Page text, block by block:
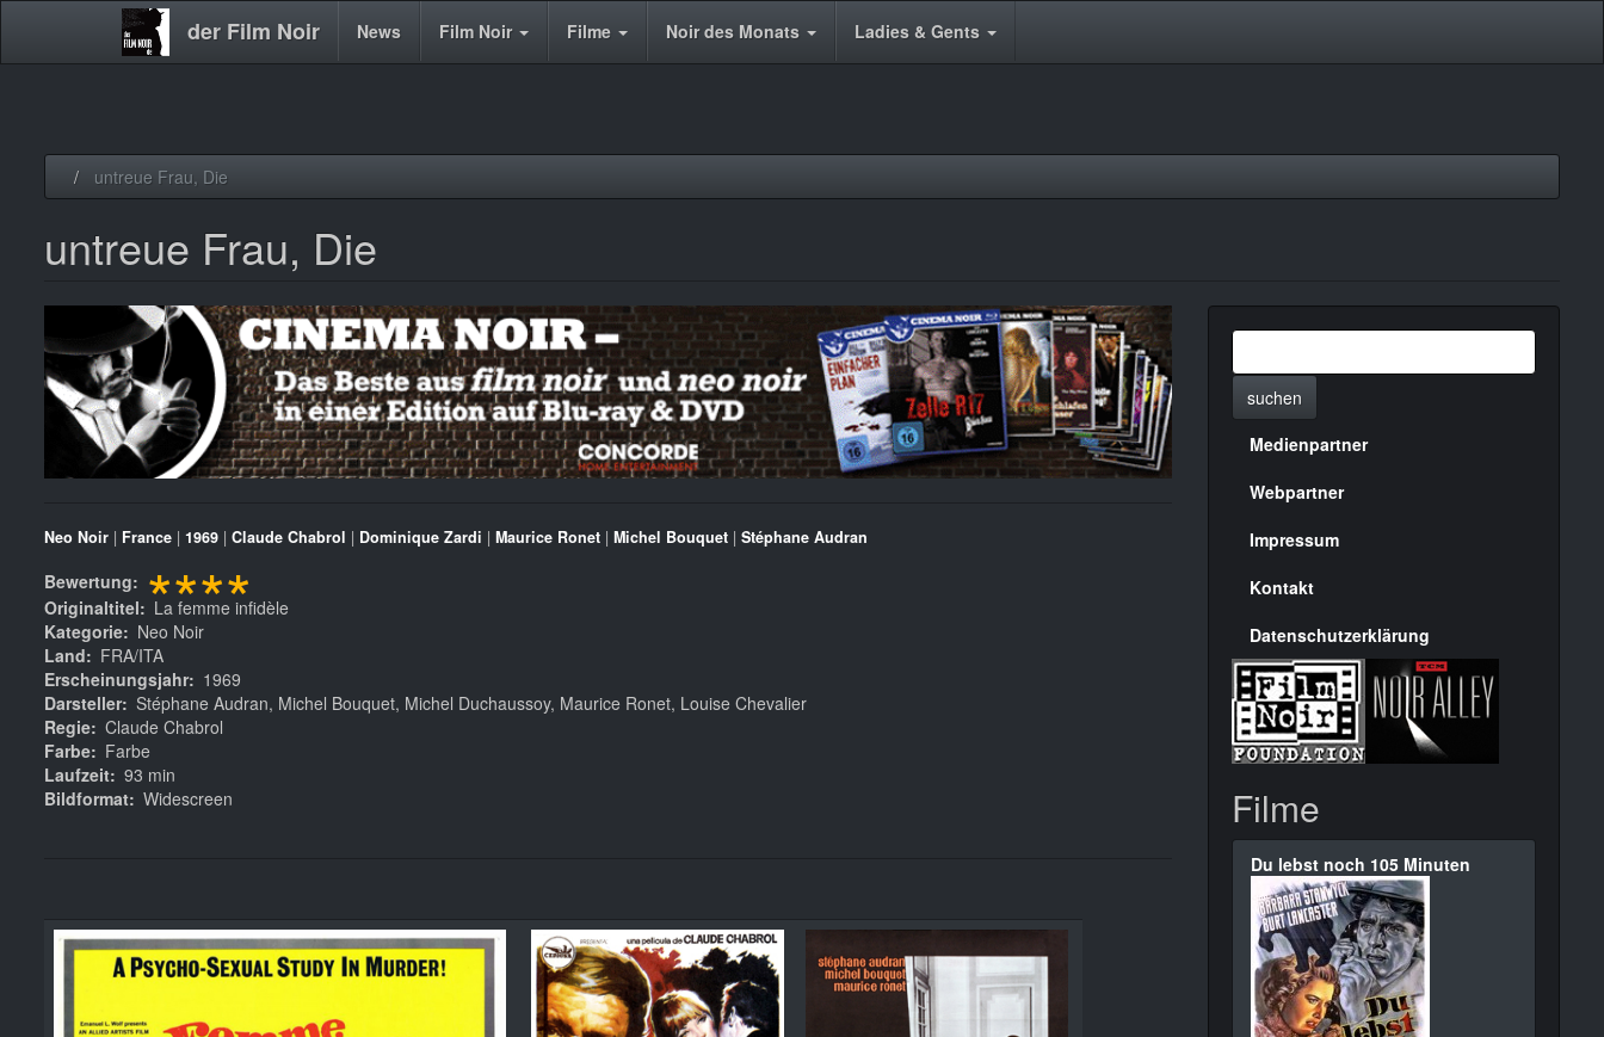
der Film Noir
Main News Film Noir Filme Noir des Monats Ladies & Gents
untreue Frau, Die
untreue Frau, Die
Neo Noir | France | 1969 | Claude Chabrol | Dominique Zardi | Maurice Ronet | Michel Bouquet | Stéphane Audran
Bewertung ****
Originaltitel
La femme infidèle
Kategorie
Neo Noir
Land
FRA/ITA
Erscheinungsjahr
1969
Darsteller Stéphane Audran, Michel Bouquet, Michel Duchaussoy, Maurice Ronet, Louise Chevalier
Regie Claude Chabrol
Farbe
Farbe
Laufzeit 93 min
Bildformat Widescreen
suchen
Menülinks
rechte
Seite
Medienpartner
Webpartner
Impressum
Kontakt
Datenschutzerklärung
Filme
Du lebst noch 105 Minuten